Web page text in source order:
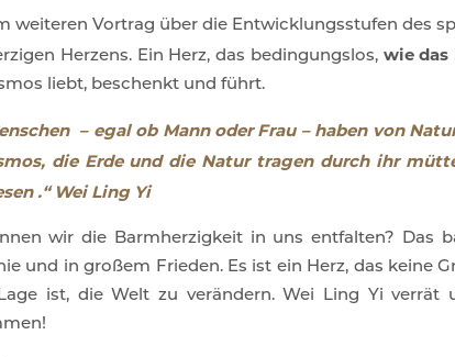
weiteren Vortrag über die Entwicklungsstufen des
Herzens. Ein Herz, das bedingungslos,wie das
liebt, beschenkt und führt.
– egal ob Mann oder Frau – haben von
die Erde und die Natur tragen durch ihr
.“ WeiLing Yi
wir die Barmherzigkeit in uns entfalten? Das
und in großem Frieden. Es ist ein Herz, das keine
ist, die Welt zu verändern. Wei Ling Yi verrät